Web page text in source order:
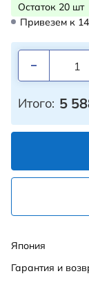
Остаток 20 шт
Привезем к
Итого: 5
Гарантия и
Япония